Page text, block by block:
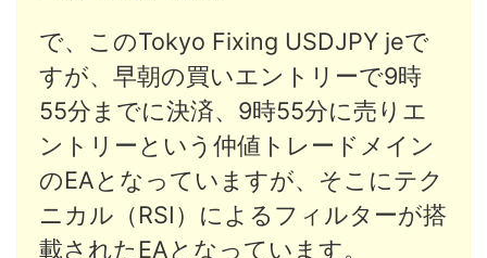
で、このTokyo Fixing USDJPY jeで
すが、早朝の買いエントリーで9時
55分までに決済、9時55分に売りエ
ントリーという仲値トレードメイン
のEAとなっていますが、そこにテク
ニカル（RSI）によるフィルターが搭
載されたEAとなっています。